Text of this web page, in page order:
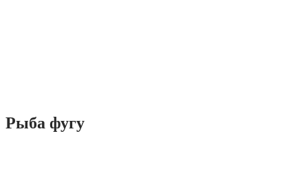
Рыба фугу